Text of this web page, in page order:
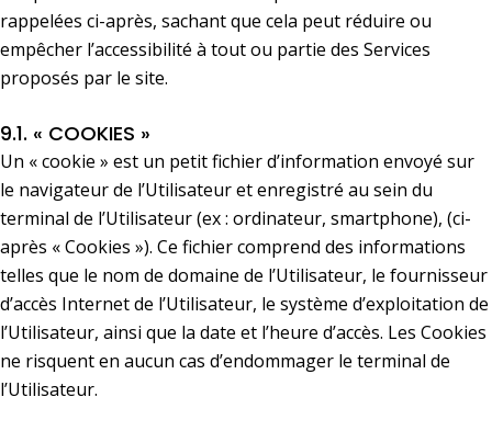
rappelées ci-après, sachant que cela peut réduire ou
empêcher l’accessibilité à tout ou partie des Services
proposés par le site.
9.1. « COOKIES »
Un « cookie » est un petit fichier d’information envoyé sur
le navigateur de l’Utilisateur et enregistré au sein du
terminal de l’Utilisateur (ex : ordinateur, smartphone), (ci-
après « Cookies »). Ce fichier comprend des informations
telles que le nom de domaine de l’Utilisateur, le fournisseur
d’accès Internet de l’Utilisateur, le système d’exploitation de
l’Utilisateur, ainsi que la date et l’heure d’accès. Les Cookies
ne risquent en aucun cas d’endommager le terminal de
l’Utilisateur.